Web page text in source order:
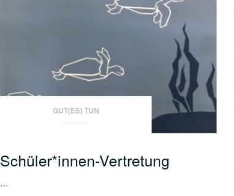
GUT(ES) TUN
Schüler*innen-Vertretung
…